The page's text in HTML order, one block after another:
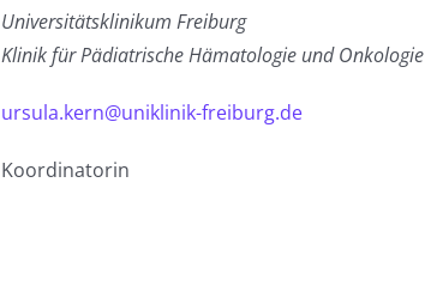
Universitätsklinikum Freiburg
Klinik für Pädiatrische Hämatologie und Onkologie
ursula.kern@uniklinik-freiburg.de
Koordinatorin